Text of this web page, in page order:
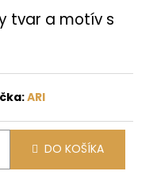
tvar a motív s
ARI
DO KOŠÍKA